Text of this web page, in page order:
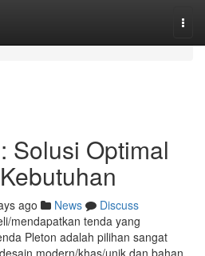
Solusi Optimal
ago News
Discuss
mendapatkan tenda yang
Pleton adalah pilihan sangat
modern/khas/unik dan bahan